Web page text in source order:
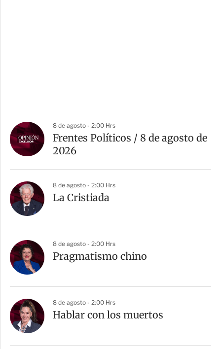
8 de agosto - 2:00 Hrs
Frentes Políticos / 8 de agosto de
2026
8 de agosto - 2:00 Hrs
La Cristiada
8 de agosto - 2:00 Hrs
Pragmatismo chino
8 de agosto - 2:00 Hrs
Hablar con los muertos